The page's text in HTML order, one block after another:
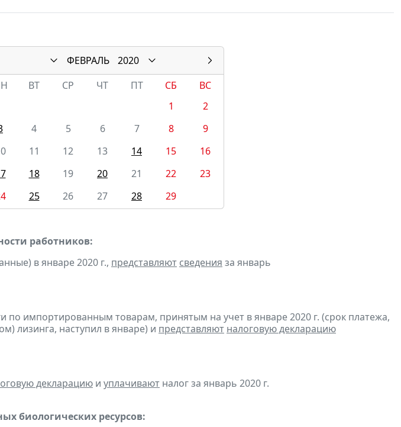
ФЕВРАЛЬ
2020
ВТ СР ЧТ ПТ СБ
ВС
1
2
4 5 6 7 8
9
11 12 13 14 15
16
18 19 20 21 22
23
25 26 27 28 29
работников:
в январе 2020 г., представляют сведения за январь
по импортированным товарам, принятым на учет в январе 2020 г. (срок платежа,
лизинга, наступил в январе) и представляют налоговую декларацию
декларацию и уплачивают налог за январь 2020 г.
биологических ресурсов: